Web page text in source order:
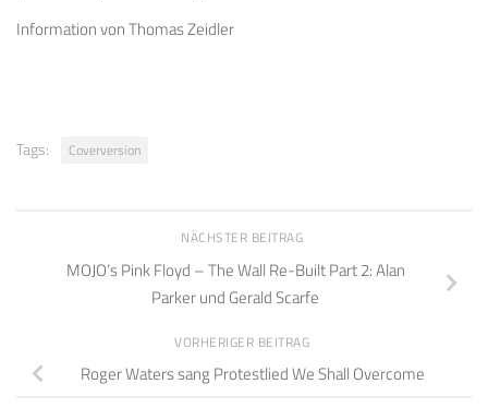
Information von Thomas Zeidler
Tags: Coverversion
NÄCHSTER BEITRAG
MOJO’s Pink Floyd – The Wall Re-Built Part 2: Alan
Parker und Gerald Scarfe
VORHERIGER BEITRAG
Roger Waters sang Protestlied We Shall Overcome